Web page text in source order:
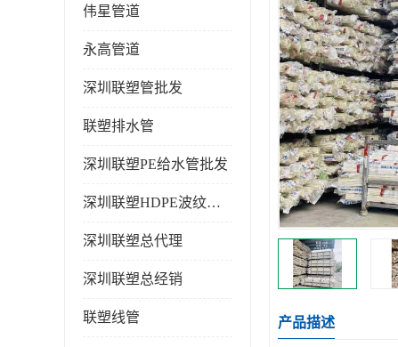
伟星管道
永高管道
深圳联塑管批发
联塑排水管
深圳联塑PE给水管批发
深圳联塑HDPE波纹管批发
深圳联塑总代理
深圳联塑总经销
联塑线管 产品描述